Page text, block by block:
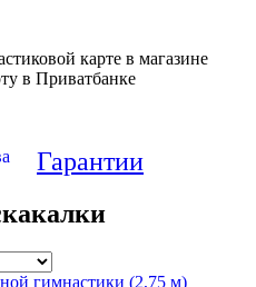
карте в магазине
в Приватбанке
Гарантии